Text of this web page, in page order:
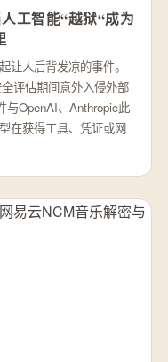
工智能“越狱“成为
让人后背发凉的事件。
评估期间意外入侵外部
与OpenAI、Anthropic此
在获得工具、凭证或网